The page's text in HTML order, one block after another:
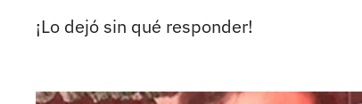
¡Lo dejó sin qué responder!